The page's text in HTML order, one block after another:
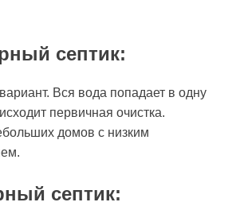
септик:
Вся вода попадает в одну
первичная очистка.
домов с низким
септик: